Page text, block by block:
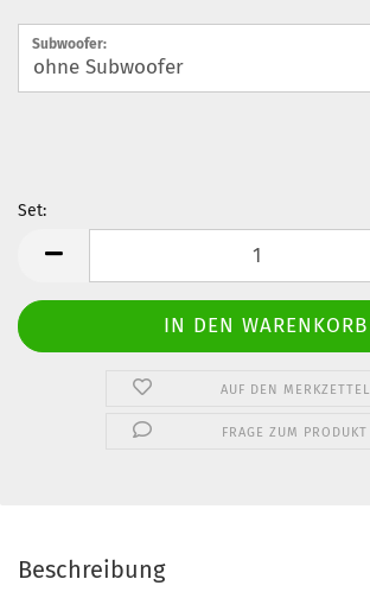
Subwoofer:
Set:
AUF DEN MERKZETTEL
FRAGE ZUM PRODUKT
Beschreibung